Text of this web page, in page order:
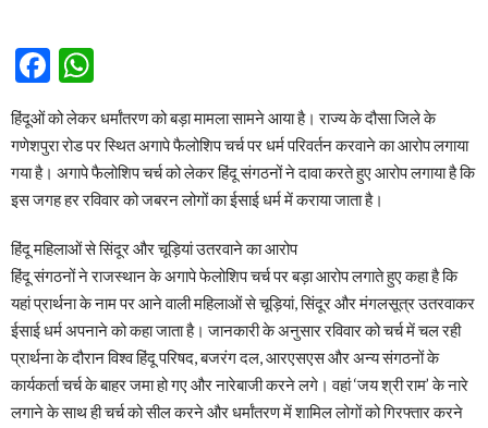
Facebook
हिंदूओं को लेकर धर्मांतरण को बड़ा मामला सामने आया है। राज्य के दौसा जिले के
गणेशपुरा रोड पर स्थित अगापे फैलोशिप चर्च पर धर्म परिवर्तन करवाने का आरोप लगाया
गया है। अगापे फैलोशिप चर्च को लेकर हिंदू संगठनों ने दावा करते हुए आरोप लगाया है कि
इस जगह हर रविवार को जबरन लोगों का ईसाई धर्म में कराया जाता है।
हिंदू महिलाओं से सिंदूर और चूड़ियां उतरवाने का आरोप
हिंदू संगठनों ने राजस्थान के अगापे फेलोशिप चर्च पर बड़ा आरोप लगाते हुए कहा है कि
यहां प्रार्थना के नाम पर आने वाली महिलाओं से चूड़ियां, सिंदूर और मंगलसूत्र उतरवाकर
ईसाई धर्म अपनाने को कहा जाता है। जानकारी के अनुसार रविवार को चर्च में चल रही
प्रार्थना के दौरान विश्व हिंदू परिषद, बजरंग दल, आरएसएस और अन्य संगठनों के
कार्यकर्ता चर्च के बाहर जमा हो गए और नारेबाजी करने लगे। वहां ‘जय श्री राम’ के नारे
लगाने के साथ ही चर्च को सील करने और धर्मांतरण में शामिल लोगों को गिरफ्तार करने